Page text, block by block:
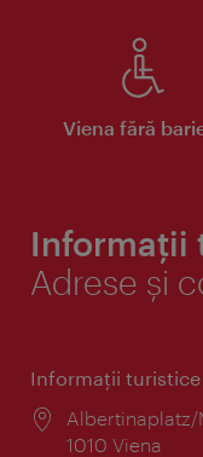
Viena fără
Informații
Adrese și
Informaţii turistice
Locul:
Albertinaplatz/
1010 Viena